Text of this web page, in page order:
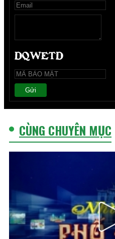
Gửi
CÙNG CHUYÊN MỤC